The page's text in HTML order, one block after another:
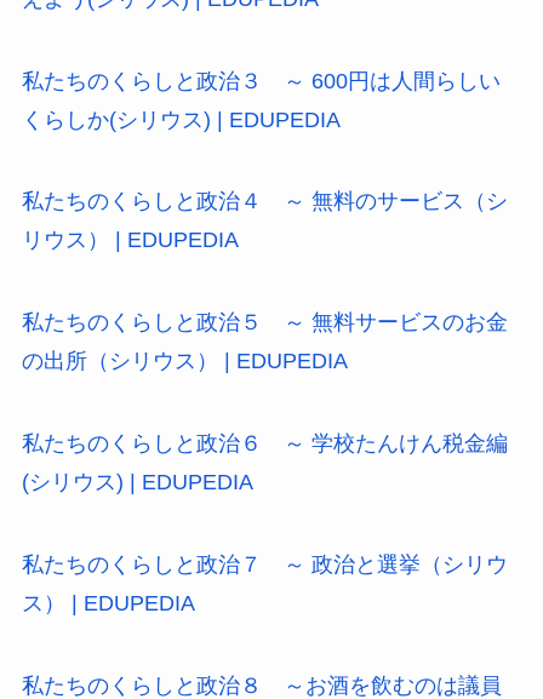
私たちのくらしと政治３ ～ 600円は人間らしい
くらしか(シリウス) | EDUPEDIA
私たちのくらしと政治４ ～ 無料のサービス（シ
リウス） | EDUPEDIA
私たちのくらしと政治５ ～ 無料サービスのお金
の出所（シリウス） | EDUPEDIA
私たちのくらしと政治６ ～ 学校たんけん税金編
(シリウス) | EDUPEDIA
私たちのくらしと政治７ ～ 政治と選挙（シリウ
ス） | EDUPEDIA
私たちのくらしと政治８ ～お酒を飲むのは議員